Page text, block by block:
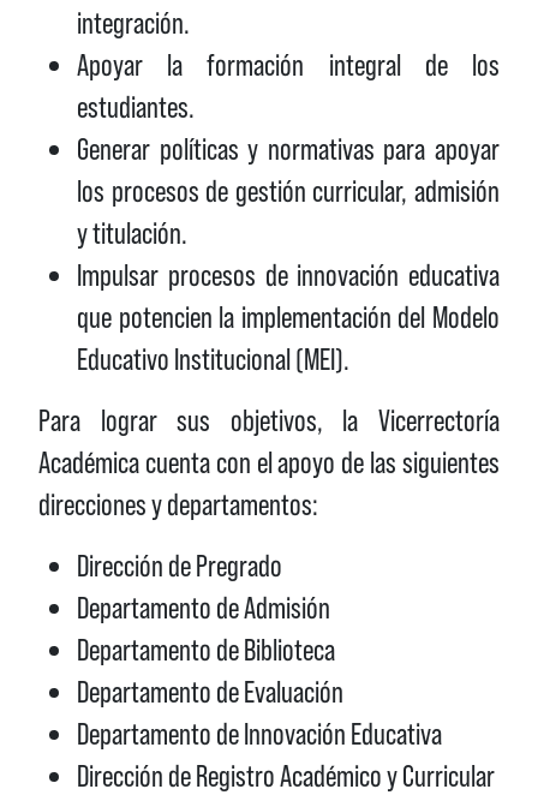
integración.
Apoyar la formación integral de los
estudiantes.
Generar políticas y normativas para apoyar
los procesos de gestión curricular, admisión
y titulación.
Impulsar procesos de innovación educativa
que potencien la implementación del Modelo
Educativo Institucional (MEI).
Para lograr sus objetivos, la Vicerrectoría
Académica cuenta con el apoyo de las siguientes
direcciones y departamentos:
Dirección de Pregrado
Departamento de Admisión
Departamento de Biblioteca
Departamento de Evaluación
Departamento de Innovación Educativa
Dirección de Registro Académico y Curricular